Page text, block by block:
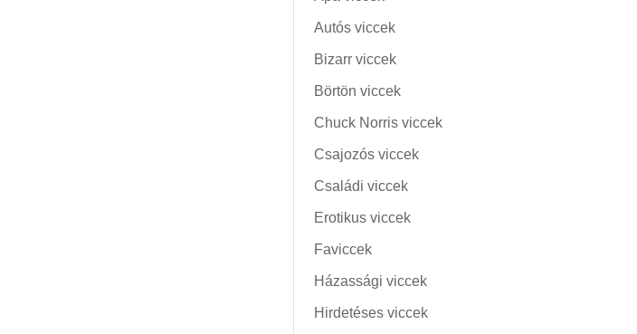
Autós viccek
Bizarr viccek
Börtön viccek
Chuck Norris viccek
Csajozós viccek
Családi viccek
Erotikus viccek
Faviccek
Házassági viccek
Hirdetéses viccek